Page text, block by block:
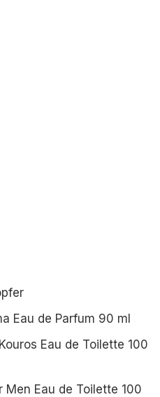
Eau de Parfum 90 ml
Eau de Toilette 100
Eau de Toilette 100